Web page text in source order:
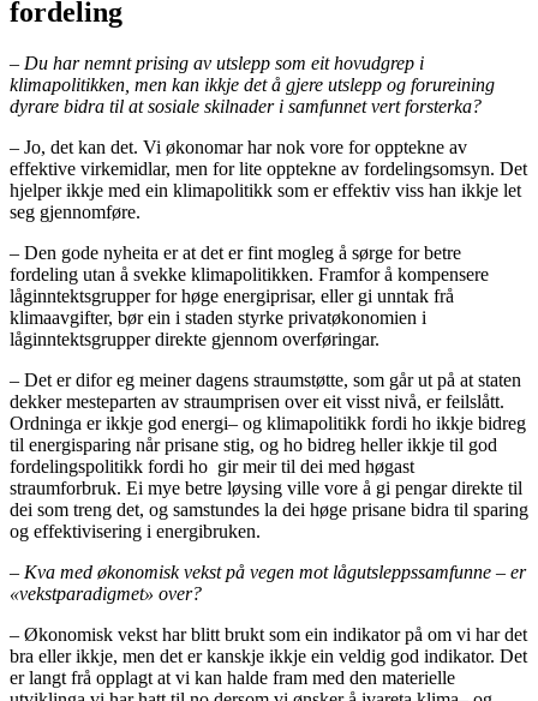
fordeling
– Du har nemnt prising av utslepp som eit hovudgrep i
klimapolitikken, men kan ikkje det å gjere utslepp og forureining
dyrare bidra til at sosiale skilnader i samfunnet vert forsterka?
– Jo, det kan det. Vi økonomar har nok vore for opptekne av
effektive virkemidlar, men for lite opptekne av fordelingsomsyn. Det
hjelper ikkje med ein klimapolitikk som er effektiv viss han ikkje let
seg gjennomføre.
– Den gode nyheita er at det er fint mogleg å sørge for betre
fordeling utan å svekke klimapolitikken. Framfor å kompensere
låginntektsgrupper for høge energiprisar, eller gi unntak frå
klimaavgifter, bør ein i staden styrke privatøkonomien i
låginntektsgrupper direkte gjennom overføringar.
– Det er difor eg meiner dagens straumstøtte, som går ut på at staten
dekker mesteparten av straumprisen over eit visst nivå, er feilslått.
Ordninga er ikkje god energi– og klimapolitikk fordi ho ikkje bidreg
til energisparing når prisane stig, og ho bidreg heller ikkje til god
fordelingspolitikk fordi ho gir meir til dei med høgast
straumforbruk. Ei mye betre løysing ville vore å gi pengar direkte til
dei som treng det, og samstundes la dei høge prisane bidra til sparing
og effektivisering i energibruken.
– Kva med økonomisk vekst på vegen mot lågutsleppssamfunne – er
«vekstparadigmet» over?
– Økonomisk vekst har blitt brukt som ein indikator på om vi har det
bra eller ikkje, men det er kanskje ikkje ein veldig god indikator. Det
er langt frå opplagt at vi kan halde fram med den materielle